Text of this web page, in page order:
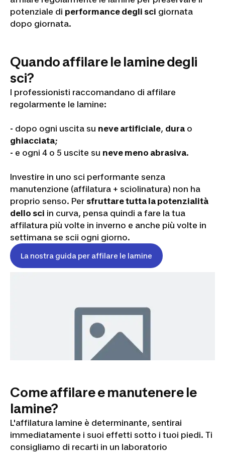
potenziale di performance degli sci giornata
dopo giornata.
Quando affilare le lamine degli
sci?
I professionisti raccomandano di affilare
regolarmente le lamine:
- dopo ogni uscita su neve artificiale, dura o
ghiacciata;
- e ogni 4 o 5 uscite su neve meno abrasiva.
Investire in uno sci performante senza
manutenzione (affilatura + sciolinatura) non ha
proprio senso. Per sfruttare tutta la potenzialità
dello sci in curva, pensa quindi a fare la tua
affilatura più volte in inverno e anche più volte in
settimana se scii ogni giorno.
La nostra guida per affilare le lamine
Come affilare e manutenere le
lamine?
L'affilatura lamine è determinante, sentirai
immediatamente i suoi effetti sotto i tuoi piedi. Ti
consigliamo di recarti in un laboratorio